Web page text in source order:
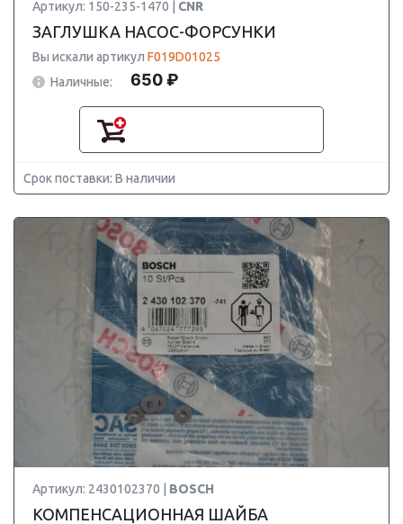
Артикул: 150-235-1470 | CNR
ЗАГЛУШКА НАСОС-ФОРСУНКИ
Вы искали артикул F019D01025
Наличные:
650 ₽
Срок поставки: В наличии
Артикул: 2430102370 | BOSCH
КОМПЕНСАЦИОННАЯ ШАЙБА